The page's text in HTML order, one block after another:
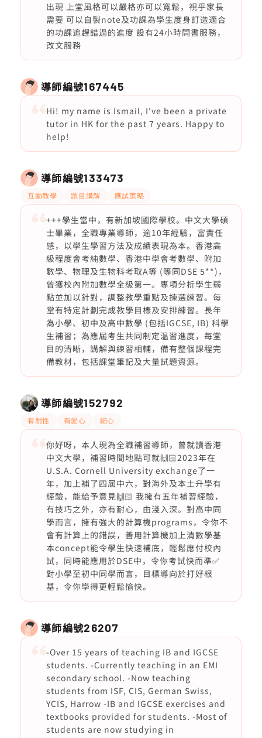
出現 上堂風格可以嚴格亦可以寬鬆，視乎家長
需要 可以自製note及功課為學生度身訂造適合
的功課追趕錯過的進度 設有24小時問書服務，
改文服務
導師編號167445
Hi! my name is Ismail, I've been a private
tutor in HK for the past 7 years. Happy to
help!
導師編號133473
互動教學 題目講解 應試策略
+++學生當中，有新加坡國際學校。中文大學碩
士畢業，全職專業導師，逾10年經驗，富責任
感，以學生學習方法及成績表現為本。香港高
級程度會考純數學、香港中學會考數學、附加
數學、物理及生物科考取A等 (等同DSE 5**)，
曾獲校內附加數學全級第一。專項分析學生弱
點並加以針對，調整教學重點及揀選練習。每
堂有特定計劃完成教學目標及安排練習。長年
為小學、初中及高中數學 (包括IGCSE, IB) 科學
生補習；為應屆考生共同制定温習進度，每堂
目的清晰，講解與練習相輔，備有整個課程完
備教材，包括課堂筆記及大量試題資源。
導師編號152792
有耐性 有愛心 細心
你好呀，本人現為全職補習導師，曾就讀香港
中文大學，補習時間地點可就🙌🏻2023年在
U.S.A. Cornell University exchange了一
年，加上補了四屆中六，對海外及本土升學有
經驗，能給予意見🙌🏻 我擁有五年補習經驗，
有技巧之外，亦有耐心，由淺入深。對高中同
學而言，擁有強大的計算機programs，令你不
會有計算上的錯誤，善用計算機加上清數學基
本concept能令學生快速補底，輕鬆應付校內
試，同時能應用於DSE中，令你考試快而準✅
對小學至初中同學而言，目標導向於打好根
基，令你學得更輕鬆愉快。
導師編號26207
-Over 15 years of teaching IB and IGCSE
students. -Currently teaching in an EMI
secondary school. -Now teaching
students from ISF, CIS, German Swiss,
YCIS, Harrow -IB and IGCSE exercises and
textbooks provided for students. -Most of
students are now studying in